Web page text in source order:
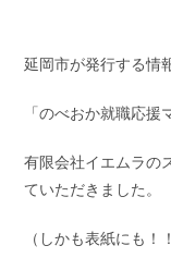
延岡市が発行する情
「のべおか就職応
有限会社イエムラの
ていただきました。
（しかも表紙にも！